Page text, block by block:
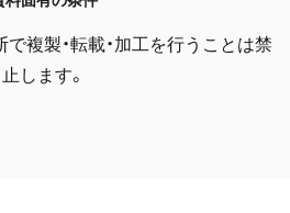
複製・転載・加工を行うことは禁
止します。